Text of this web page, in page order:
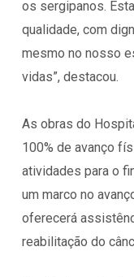
os sergipanos.
qualidade, com
mesmo no nosso
vidas”, destacou.
As obras do
100% de avanço
atividades para o
um marco no
oferecerá
reabilitação do